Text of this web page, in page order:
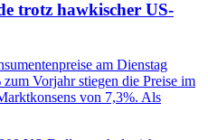
trotz hawkischer US-
am Dienstag
Vorjahr stiegen die Preise im
von 7,3%. Als